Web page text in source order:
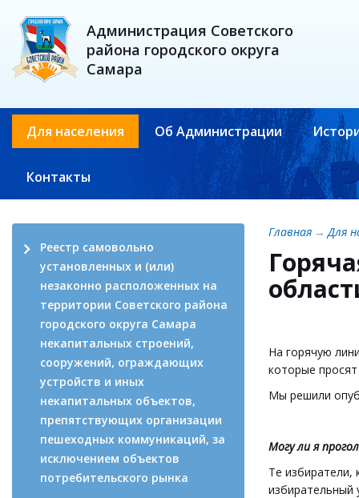
Администрация Советского
района городского округа
Самара
Для населения Об Администрации
Контакты
Реестр самовольно
установленных и (или)
незаконно расположенных на
территории Советского района
городского округа Самара
некапитальных строений,
сооружений, ограждающих
устройств и иных
некапитальных объектов,
препятствующих организации
пешеходных коммуникаций, за
исключением объектов
потребительского рынка
Главная → Для
На горячую
которые
Мы решили
Могу ли я
Те избиратели,
избирательный